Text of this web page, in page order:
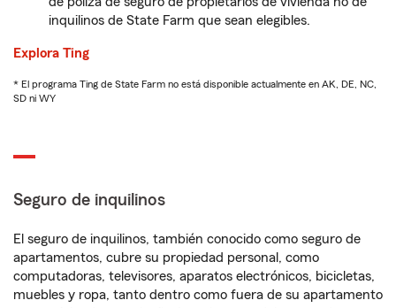
inquilinos de State Farm que sean elegibles.
Explora Ting
* El programa Ting de State Farm no está disponible actualmente en AK, DE, NC,
SD ni WY
Seguro de inquilinos
El seguro de inquilinos, también conocido como seguro de
apartamentos, cubre su propiedad personal, como
computadoras, televisores, aparatos electrónicos, bicicletas,
muebles y ropa, tanto dentro como fuera de su apartamento